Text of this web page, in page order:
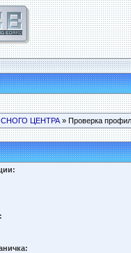
ЦЕНТРА » Проверка